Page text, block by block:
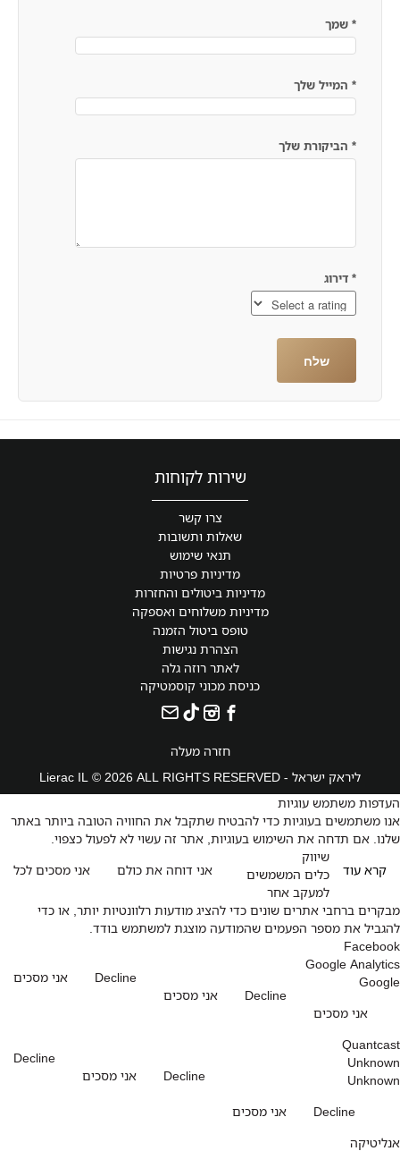
* שמך
* המייל שלך
* הביקורת שלך
* דירוג
שירות לקוחות
צרו קשר
שאלות ותשובות
תנאי שימוש
מדיניות פרטיות
מדיניות ביטולים והחזרות
מדיניות משלוחים ואספקה
טופס ביטול הזמנה
הצהרת נגישות
לאתר רוזה גלה
כניסת מכוני קוסמטיקה
חזרה מעלה
ליראק ישראל - Lierac IL © 2026 ALL RIGHTS RESERVED
העדפות משתמש עוגיות
אנו משתמשים בעוגיות כדי להבטיח שתקבל את החוויה הטובה ביותר באתר
שלנו. אם תדחה את השימוש בעוגיות, אתר זה עשוי לא לפעול כצפוי.
אני מסכים לכל
אני דוחה את כולם קרא עוד
שיווק
כלים המשמשים
למעקב אחר
מבקרים ברחבי אתרים שונים כדי להציג מודעות רלוונטיות יותר, או כדי
להגביל את מספר הפעמים שהמודעה מוצגת למשתמש בודד.
Facebook
אני מסכים
Decline
Google Analytics
אני מסכים
Decline
Google
אני מסכים
Decline
Quantcast
אני מסכים
Decline
Unknown
Unknown
אני מסכים
Decline
אנליטיקה